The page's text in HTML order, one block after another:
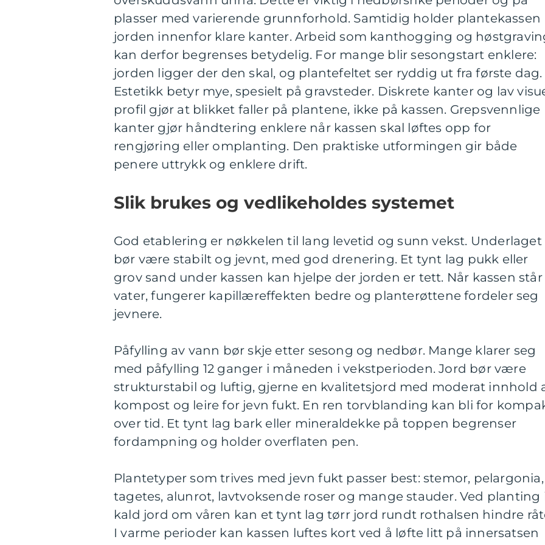
plasser med varierende grunnforhold. Samtidig holder plantekassen
jorden innenfor klare kanter. Arbeid som kanthogging og
kan derfor begrenses betydelig. For mange blir sesongstart enklere:
jorden ligger der den skal, og plantefeltet ser ryddig ut fra første dag.
Estetikk betyr mye, spesielt på gravsteder. Diskrete kanter og lav
profil gjør at blikket faller på plantene, ikke på kassen. Grepsvennlige
kanter gjør håndtering enklere når kassen skal løftes opp for
rengjøring eller omplanting. Den praktiske utformingen gir både
penere uttrykk og enklere drift.
Slik brukes og vedlikeholdes systemet
God etablering er nøkkelen til lang levetid og sunn vekst. Underlaget
bør være stabilt og jevnt, med god drenering. Et tynt lag pukk eller
grov sand under kassen kan hjelpe der jorden er tett. Når kassen står
vater, fungerer kapillæreffekten bedre og planterøttene fordeler seg
jevnere.
Påfylling av vann bør skje etter sesong og nedbør. Mange klarer seg
med påfylling 12 ganger i måneden i vekstperioden. Jord bør være
strukturstabil og luftig, gjerne en kvalitetsjord med moderat innhold
kompost og leire for jevn fukt. En ren torvblanding kan bli for
over tid. Et tynt lag bark eller mineraldekke på toppen begrenser
fordampning og holder overflaten pen.
Plantetyper som trives med jevn fukt passer best: stemor, pelargonia,
tagetes, alunrot, lavtvoksende roser og mange stauder. Ved planting
kald jord om våren kan et tynt lag tørr jord rundt rothalsen hindre
I varme perioder kan kassen luftes kort ved å løfte litt på innersatsen